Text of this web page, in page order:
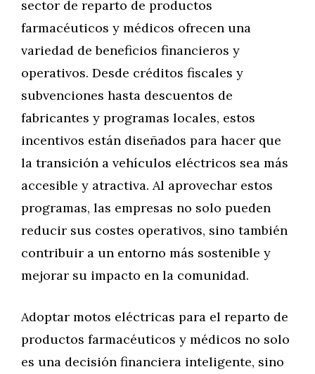
sector de reparto de productos
farmacéuticos y médicos ofrecen una
variedad de beneficios financieros y
operativos. Desde créditos fiscales y
subvenciones hasta descuentos de
fabricantes y programas locales, estos
incentivos están diseñados para hacer que
la transición a vehículos eléctricos sea más
accesible y atractiva. Al aprovechar estos
programas, las empresas no solo pueden
reducir sus costes operativos, sino también
contribuir a un entorno más sostenible y
mejorar su impacto en la comunidad.
Adoptar motos eléctricas para el reparto de
productos farmacéuticos y médicos no solo
es una decisión financiera inteligente, sino